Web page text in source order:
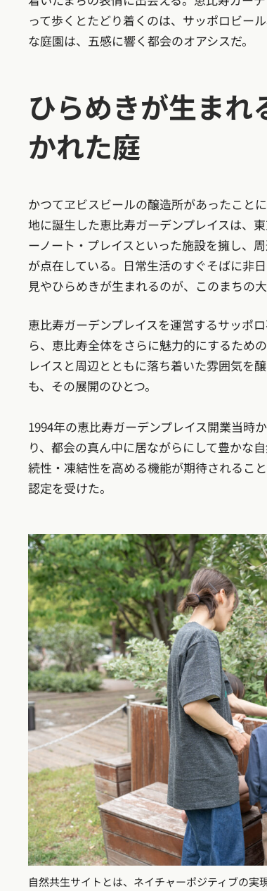
って歩くとたどり着くのは、サッポロビー
な庭園は、五感に響く都会のオアシスだ。
ひらめきが生まれ
かれた庭
かつてヱビスビールの醸造所があったこと
地に誕生した恵比寿ガーデンプレイスは、
ーノート・プレイスといった施設を擁し、
が点在している。日常生活のすぐそばに非
見やひらめきが生まれるのが、このまちの大
恵比寿ガーデンプレイスを運営するサッポ
ら、恵比寿全体をさらに魅力的にするため
レイスと周辺とともに落ち着いた雰囲気を
も、その展開のひとつ。
1994年の恵比寿ガーデンプレイス開業当時
り、都会の真ん中に居ながらにして豊かな
続性・凍結性を高める機能が期待されるこ
認定を受けた。
自然共生サイトとは、ネイチャーポジティブの